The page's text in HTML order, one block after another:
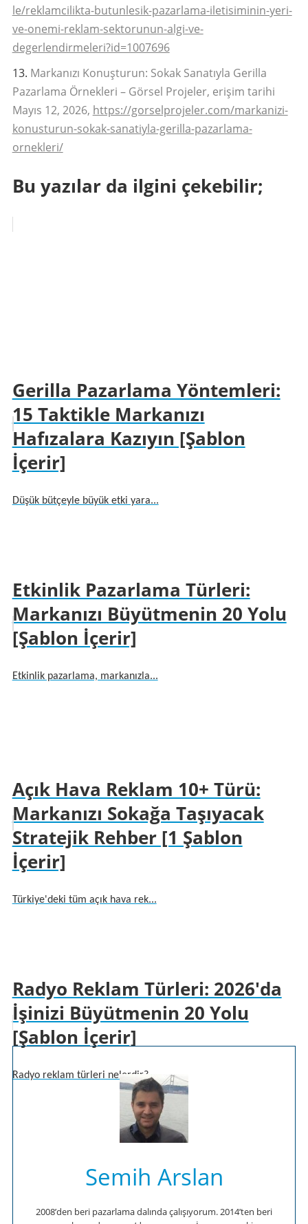
le/reklamcilikta-butunlesik-pazarlama-iletisiminin-yeri-
ve-onemi-reklam-sektorunun-algi-ve-
degerlendirmeleri?id=1007696
Markanızı Konuşturun: Sokak Sanatıyla Gerilla
Pazarlama Örnekleri – Görsel Projeler, erişim tarihi
Mayıs 12, 2026, https://gorselprojeler.com/markanizi-
konusturun-sokak-sanatiyla-gerilla-pazarlama-
ornekleri/
Bu yazılar da ilgini çekebilir;
Gerilla Pazarlama Yöntemleri:
15 Taktikle Markanızı
Hafızalara Kazıyın [Şablon
İçerir]
Düşük bütçeyle büyük etki yara...
Etkinlik Pazarlama Türleri:
Markanızı Büyütmenin 20 Yolu
[Şablon İçerir]
Etkinlik pazarlama, markanızla...
Açık Hava Reklam 10+ Türü:
Markanızı Sokağa Taşıyacak
Stratejik Rehber [1 Şablon
İçerir]
Türkiye'deki tüm açık hava rek...
Radyo Reklam Türleri: 2026'da
İşinizi Büyütmenin 20 Yolu
[Şablon İçerir]
Radyo reklam türleri nelerdir?...
Semih Arslan
2008’den beri pazarlama dalında çalışıyorum. 2014’ten beri